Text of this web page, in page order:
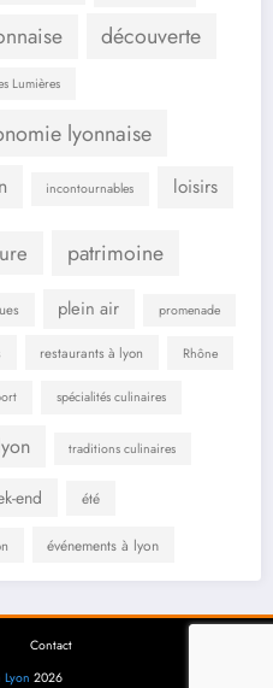
découverte
Lumières
lyonnaise
incontournables loisirs
patrimoine
plein air promenade
restaurants à lyon Rhône
spécialités culinaires
traditions culinaires
end été
événements à lyon
Contact
2026